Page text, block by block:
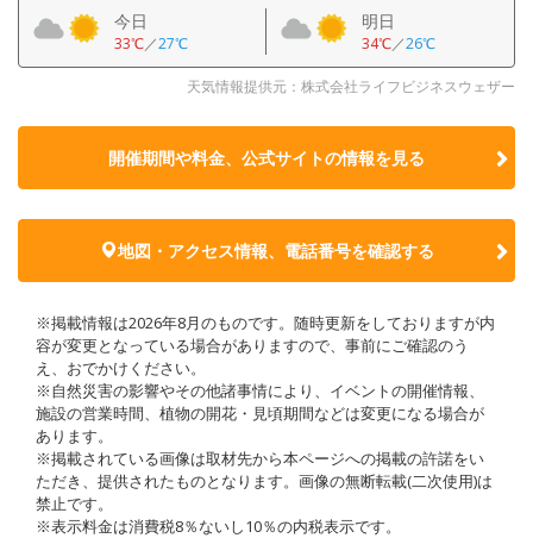
今日
33℃／27℃
明日
34℃／26℃
天気情報提供元：株式会社ライフビジネスウェザー
開催期間や料金、公式サイトの情報を見る
地図・アクセス情報、電話番号を確認する
※掲載情報は2026年8月のものです。随時更新をしておりますが内
容が変更となっている場合がありますので、事前にご確認のう
え、おでかけください。
※自然災害の影響やその他諸事情により、イベントの開催情報、
施設の営業時間、植物の開花・見頃期間などは変更になる場合が
あります。
※掲載されている画像は取材先から本ページへの掲載の許諾をい
ただき、提供されたものとなります。画像の無断転載(二次使用)は
禁止です。
※表示料金は消費税8％ないし10％の内税表示です。